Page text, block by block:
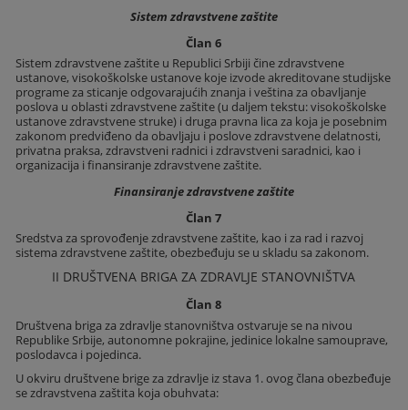
Sistem zdravstvene zaštite
Član 6
Sistem zdravstvene zaštite u Republici Srbiji čine zdravstvene
ustanove, visokoškolske ustanove koje izvode akreditovane studijske
programe za sticanje odgovarajućih znanja i veština za obavljanje
poslova u oblasti zdravstvene zaštite (u daljem tekstu: visokoškolske
ustanove zdravstvene struke) i druga pravna lica za koja je posebnim
zakonom predviđeno da obavljaju i poslove zdravstvene delatnosti,
privatna praksa, zdravstveni radnici i zdravstveni saradnici, kao i
organizacija i finansiranje zdravstvene zaštite.
Finansiranje zdravstvene zaštite
Član 7
Sredstva za sprovođenje zdravstvene zaštite, kao i za rad i razvoj
sistema zdravstvene zaštite, obezbeđuju se u skladu sa zakonom.
II DRUŠTVENA BRIGA ZA ZDRAVLJE STANOVNIŠTVA
Član 8
Društvena briga za zdravlje stanovništva ostvaruje se na nivou
Republike Srbije, autonomne pokrajine, jedinice lokalne samouprave,
poslodavca i pojedinca.
U okviru društvene brige za zdravlje iz stava 1. ovog člana obezbeđuje
se zdravstvena zaštita koja obuhvata: